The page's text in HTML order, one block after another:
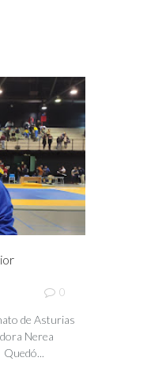
0
de Asturias
Nerea
Quedó...